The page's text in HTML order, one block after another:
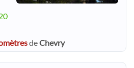
deChevry